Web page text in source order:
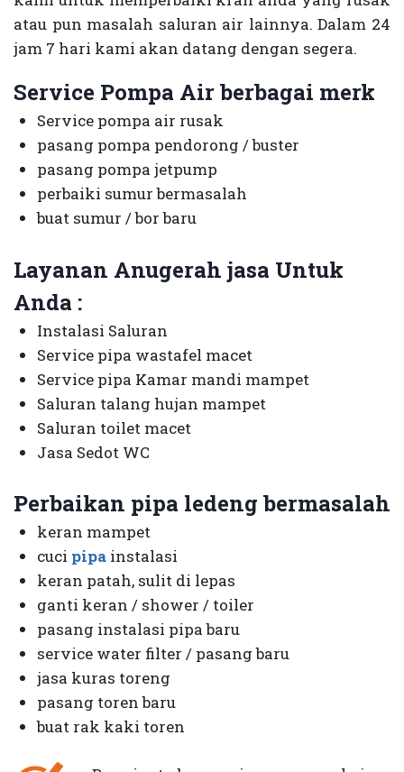
atau pun masalah saluran air lainnya. Dalam 24
jam 7 hari kami akan datang dengan segera.
Service Pompa Air berbagai merk
Service pompa air rusak
pasang pompa pendorong / buster
pasang pompa jetpump
perbaiki sumur bermasalah
buat sumur / bor baru
Layanan Anugerah jasa Untuk
Anda :
Instalasi Saluran
Service pipa wastafel macet
Service pipa Kamar mandi mampet
Saluran talang hujan mampet
Saluran toilet macet
Jasa Sedot WC
Perbaikan pipa ledeng bermasalah
keran mampet
cuci pipainstalasi
keran patah, sulit di lepas
ganti keran / shower / toiler
pasang instalasi pipa baru
service water filter / pasang baru
jasa kuras toreng
pasang toren baru
buat rak kaki toren